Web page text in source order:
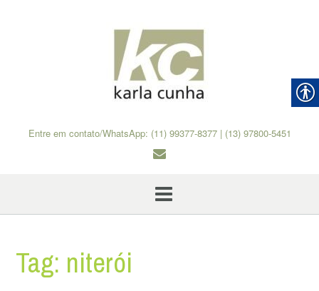
Entre em contato/WhatsApp: (11) 99377-8377 | (13) 97800-5451
Tag: niterói